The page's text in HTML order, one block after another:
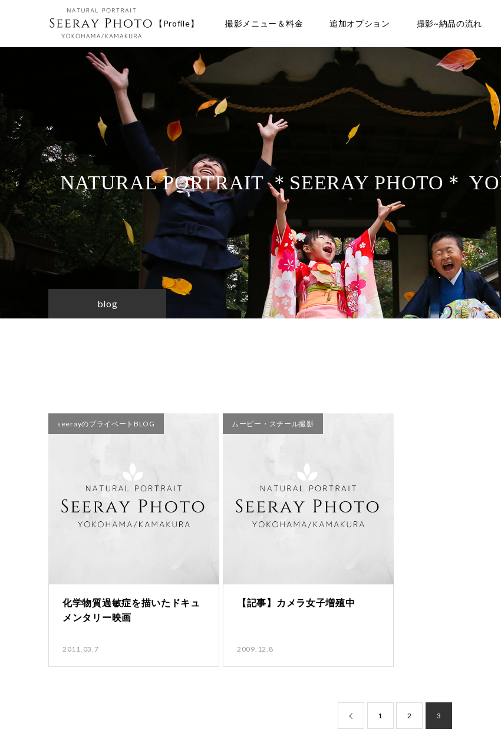
【Profile】 撮影メニュー＆料金 追加オプション 撮影~納品の流れ
NATURAL PORTRAIT ＊SEERAY PHOTO＊
blog
seerayのプライベートBLOG
化学物質過敏症を描いたドキュ
メンタリー映画
2011.03.7
ムービー・スチール撮影
【記事】カメラ女子増殖中
2009.12.8
1 2 3